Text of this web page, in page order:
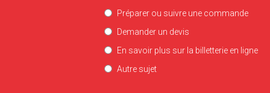
Préparer ou suivre une commande
Demander un devis
En savoir plus sur la billetterie en ligne
Autre sujet